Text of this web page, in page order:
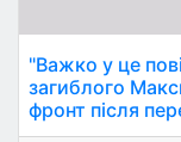
"Важко у це
загиблого
фронт після